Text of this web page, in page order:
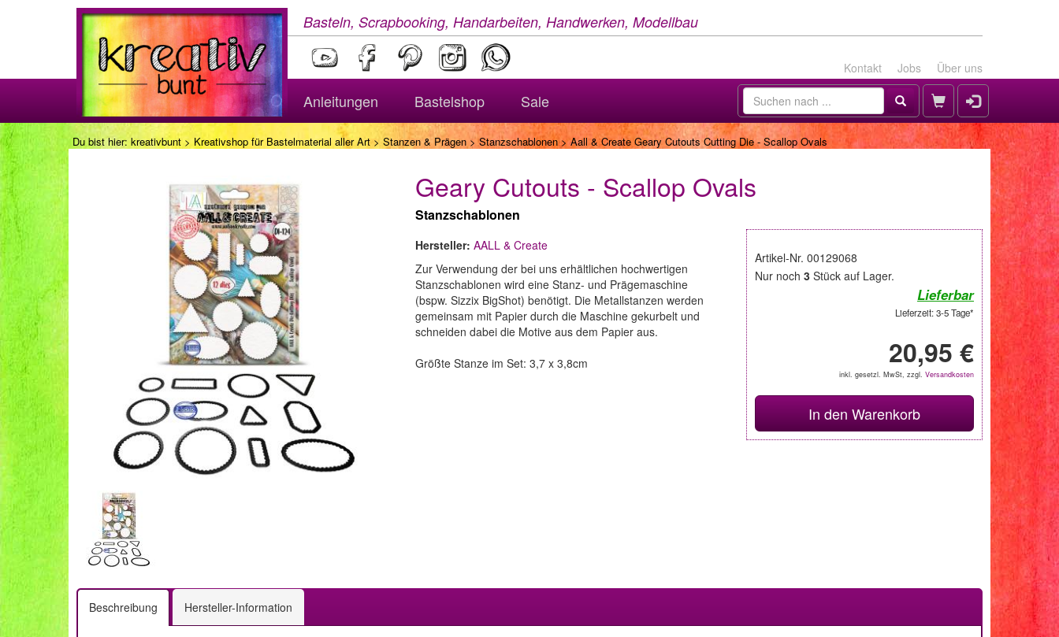
Basteln, Scrapbooking, Handarbeiten, Handwerken, Modellbau
Kontakt Jobs Über uns
Anleitungen Bastelshop Sale
Du bist hier: kreativbunt > Kreativshop für Bastelmaterial aller Art> Stanzen & Prägen >Stanzschablonen > Aall & Create Geary Cutouts Cutting Die - Scallop Ovals
Geary Cutouts - Scallop Ovals
Stanzschablonen
Artikel-Nr. 00129068
Nur noch 3 Stück auf Lager.
Lieferbar
Lieferzeit: 3-5 Tage*
20,95 €
inkl. gesetzl. MwSt, zzgl. Versandkosten
In den Warenkorb
Hersteller: AALL & Create
Zur Verwendung der bei uns erhältlichen hochwertigen
Stanzschablonen wird eine Stanz- und Prägemaschine
(bspw. Sizzix BigShot) benötigt. Die Metallstanzen werden
gemeinsam mit Papier durch die Maschine gekurbelt und
schneiden dabei die Motive aus dem Papier aus.
Größte Stanze im Set: 3,7 x 3,8cm
Beschreibung Hersteller-Information